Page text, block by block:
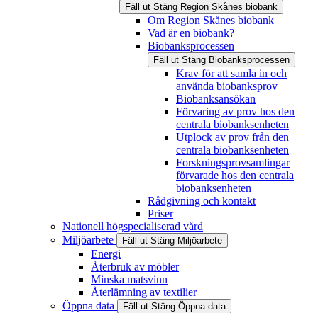
Fäll ut Stäng Region Skånes biobank
Om Region Skånes biobank
Vad är en biobank?
Biobanksprocessen
Fäll ut Stäng Biobanksprocessen
Krav för att samla in och
använda biobanksprov
Biobanksansökan
Förvaring av prov hos den
centrala biobanksenheten
Utplock av prov från den
centrala biobanksenheten
Forskningsprovsamlingar
förvarade hos den centrala
biobanksenheten
Rådgivning och kontakt
Priser
Nationell högspecialiserad vård
Miljöarbete
Fäll ut Stäng Miljöarbete
Energi
Återbruk av möbler
Minska matsvinn
Återlämning av textilier
Öppna data
Fäll ut Stäng Öppna data